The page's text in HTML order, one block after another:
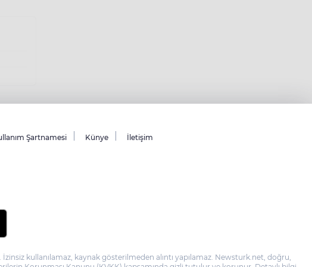
Şartnamesi Künye İletişim
kullanılamaz, kaynak gösterilmeden alıntı yapılamaz. Newsturk.net, doğru,